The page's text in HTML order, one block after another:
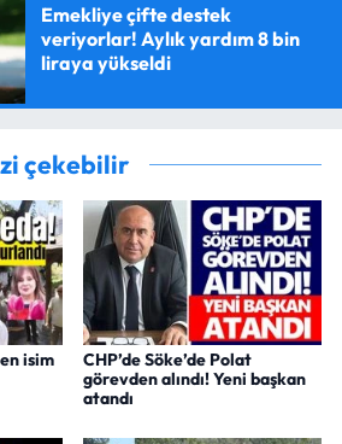
Emekliye çifte destek
veriyorlar! Aylık yardım 8 bin
liraya yükseldi
çekebilir
isim
CHP’de Söke’de Polat
görevden alındı! Yeni başkan
atandı